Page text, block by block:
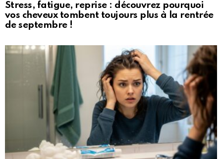
Stress, fatigue, reprise : découvrez pourquoi
vos cheveux tombent toujours plus à la rentrée
de septembre !